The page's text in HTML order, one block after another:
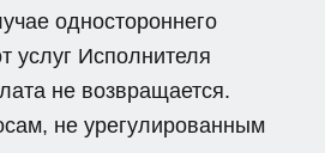
одностороннего
услуг Исполнителя
не возвращается.
не урегулированным